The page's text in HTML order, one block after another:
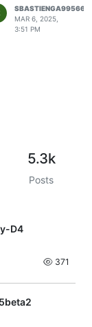
SBASTIENGA99566
MAR 6, 2025,
3:51 PM
5.3k
Posts
D4
371